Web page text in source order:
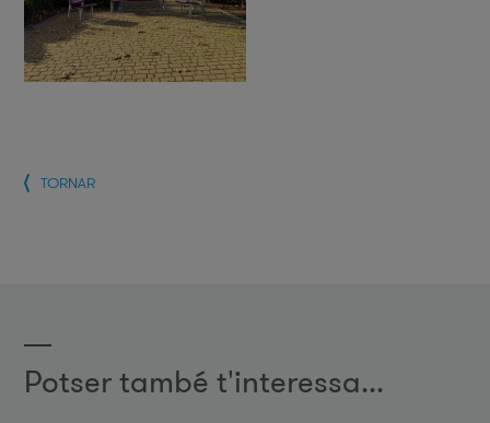
TORNAR
Potser també t'interessa...